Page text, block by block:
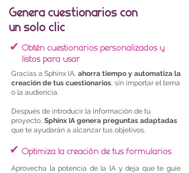
Genera cuestionarios con
un solo clic
✔ Obtén cuestionarios personalizados y
listos para usar
Gracias a Sphinx IA, ahorra tiempo y automatiza la
creación de tus cuestionarios, sin importar el tema
o la audiencia.
Después de introducir la información de tu
proyecto, Sphinx IA genera preguntas adaptadas
que te ayudarán a alcanzar tus objetivos.
✔ Optimiza la creación de tus formularios
Aprovecha la potencia de la IA y deja que te guíe